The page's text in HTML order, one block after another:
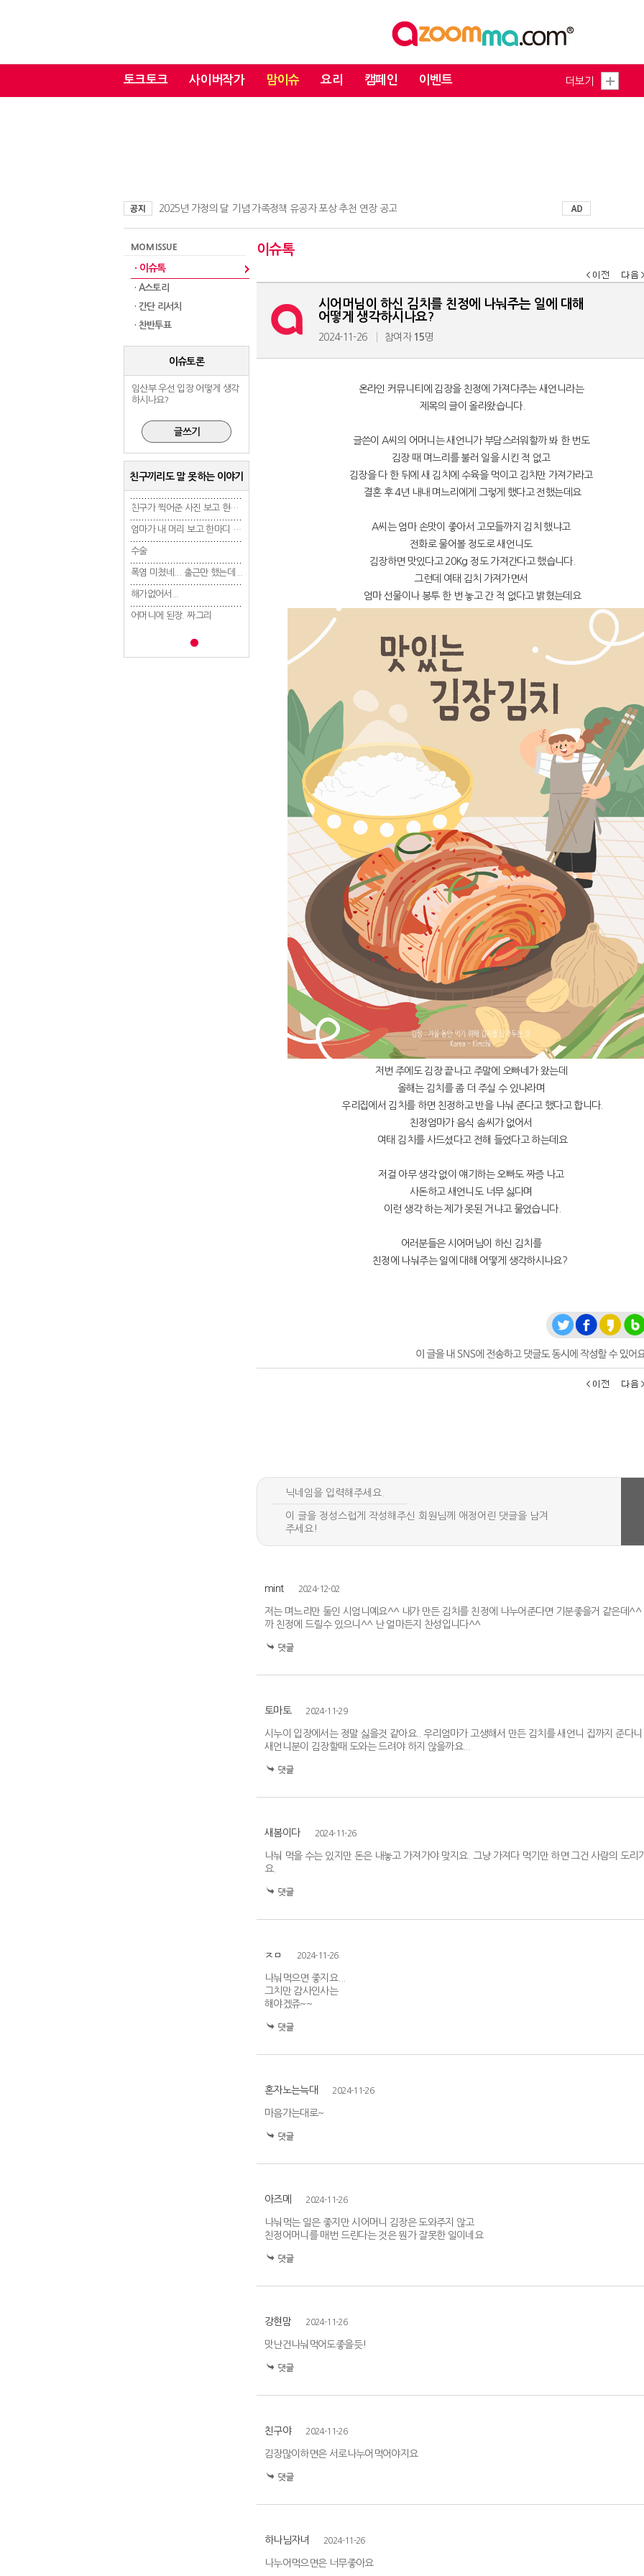
토크토크 사이버작가 맘이슈 요리 캠페인 이벤트 더보기
2025년 가정의 달 기념 가족정책 유공자 포상 추천 연장 공고
MOM ISSUE
· 이슈톡
· A스토리
· 간단 리서치
· 찬반투표
이슈토론
임산부 우선 입장 어떻게 생각
하시나요?
친구끼리도 말 못하는 이야기
친구가 찍어준 사진 보고 현타 겁..
엄마가 내 머리 보고 한마디 했는..
수술
폭염 미쳤네... 출근만 했는데 ..
해가없어서...
어머니에 된장. 짜그리
이슈톡
시어머님이 하신 김치를 친정에 나눠주는 일에 대해
어떻게 생각하시나요?
2024-11-26 참여자 15명
온라인 커뮤니티에 김장을 친정에 가져다주는 새언니라는
제목의 글이 올라왔습니다.
글쓴이 A씨의 어머니는 새언니가 부담스러워할까 봐 한 번도
김장 때 며느리를 불러 일을 시킨 적 없고
김장을 다 한 뒤에 새 김치에 수육을 먹이고 김치만 가져가라고
결혼 후 4년 내내 며느리에게 그렇게 했다고 전했는데요
A씨는 엄마 손맛이 좋아서 고모들까지 김치 했냐고
전화로 물어볼 정도로 새언니도
김장하면 맛있다고 20Kg 정도 가져간다고 했습니다.
그런데 여태 김치 가져가면서
엄마 선물이나 봉투 한 번 놓고 간 적 없다고 밝혔는데요
저번 주에도 김장 끝나고 주말에 오빠네가 왔는데
올해는 김치를 좀 더 주실 수 있냐라며
우리집에서 김치를 하면 친정하고 반을 나눠 준다고 했다고 합니다.
친정엄마가 음식 솜씨가 없어서
여태 김치를 사드셨다고 전해 들었다고 하는데요
저걸 아무 생각 없이 얘기하는 오빠도 짜증 나고
사돈하고 새언니도 너무 싫다며
이런 생각 하는 제가 못된 거냐고 물었습니다.
어러분들은 시어머님이 하신 김치를
친정에 나눠주는 일에 대해 어떻게 생각하시나요?
mint 2024-12-02
저는 며느리만 둘인 시엄니예요^^ 내가 만든 김치를 친정에 나누어준다면 기분좋을거 같은데^^
까 친정에 드릴수 있으니^^ 난 얼마든지 찬성입니다^^
토마토 2024-11-29
시누이 입장에서는 정말 싫을것 같아요.. 우리엄마가 고생해서 만든 김치를 새언니 집까지 준다
새언니분이 김장할때 도와는 드려야 하지 않을까요...
새봄이다 2024-11-26
나눠 먹을 수는 있지만 돈은 내놓고 가져가야 맞지요. 그냥 가져다 먹기만 하면 그건 사람의 도리
요.
ㅈㅁ 2024-11-26
나눠먹으면 좋지요...
그치만 감사인사는
해야겠쥬~~
혼자노는늑대 2024-11-26
마음가는대로~
아즈메 2024-11-26
나눠먹는 일은 좋지만 시어머니 김장은 도와주지 않고
친정어머니를 매번 드린다는 것은 뭔가 잘못한 일이네요
강현맘 2024-11-26
맛난건나눠먹어도좋을듯!
친구야 2024-11-26
김장많이하면은 서로나누어먹어야지요
하나님자녀 2024-11-26
나누어먹으면은 너무좋아요